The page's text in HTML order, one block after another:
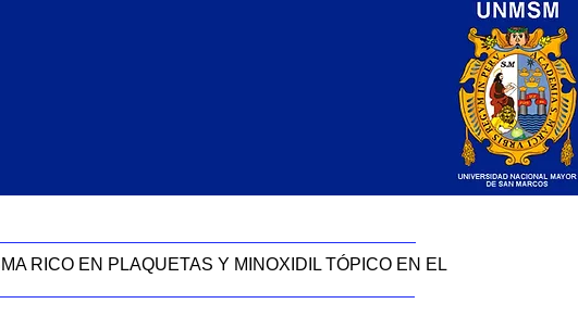
RICO EN PLAQUETAS Y MINOXIDIL TÓPICO EN EL